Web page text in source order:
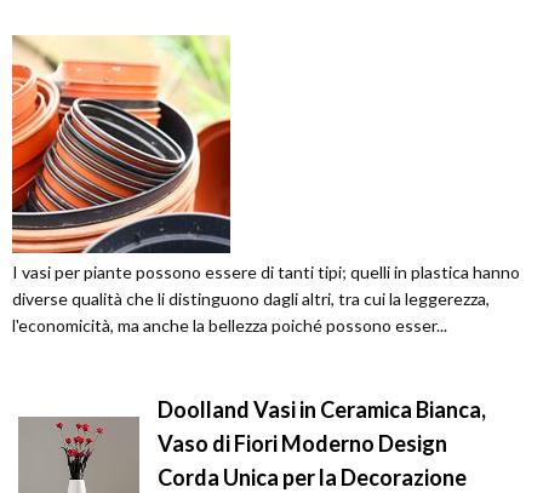
I vasi per piante possono essere di tanti tipi; quelli in plastica hanno
diverse qualità che li distinguono dagli altri, tra cui la leggerezza,
l'economicità, ma anche la bellezza poiché possono esser...
Doolland Vasi in Ceramica Bianca,
Vaso di Fiori Moderno Design
Corda Unica per la Decorazione